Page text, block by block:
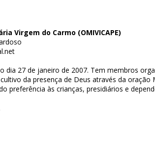
Virgem do Carmo (OMIVICAPE)
dia 27 de janeiro de 2007. Tem membros
da presença de Deus através da
preferência às crianças, presidiários e